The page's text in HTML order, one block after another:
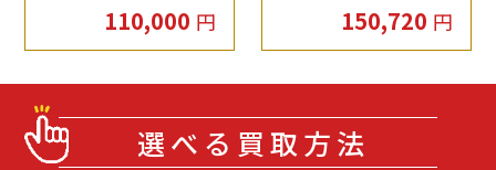
110,000 円 150,720 円
選べる買取方法